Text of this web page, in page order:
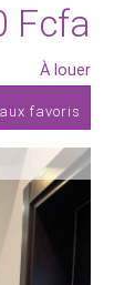
Fcfa
À louer
favoris